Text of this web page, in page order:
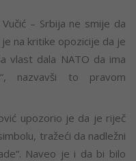
– Srbija ne smije da
na kritike opozicije da je
vlast dala NATO da ima
nazvavši to pravom
upozorio je da je riječ
tražeći da nadležni
Naveo je i da bi bilo